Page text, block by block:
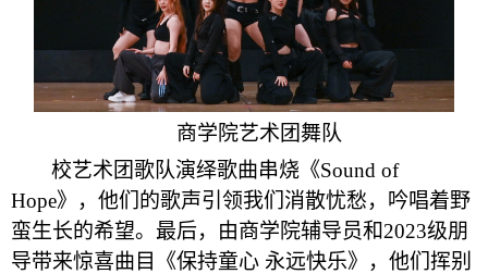
商学院艺术团舞队
校艺术团歌队演绎歌曲串烧《Sound of
Hope》，他们的歌声引领我们消散忧愁，吟唱着野
蛮生长的希望。最后，由商学院辅导员和2023级朋
导带来惊喜曲目《保持童心 永远快乐》，他们挥别